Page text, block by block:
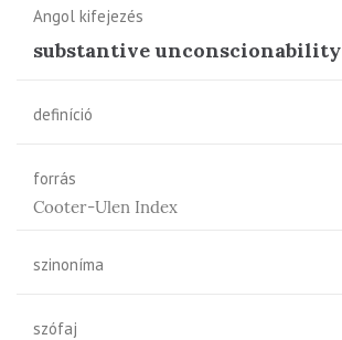
Angol kifejezés
substantive unconscionability
definíció
forrás
Cooter-Ulen Index
szinoníma
szófaj